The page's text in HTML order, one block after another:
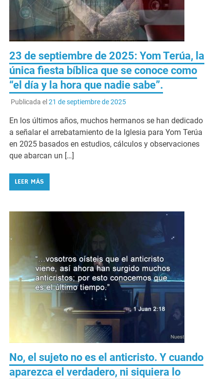
23 de septiembre de 2025: Yom Terúa, la
única fiesta bíblica que se conoce como
“el día y la hora que nadie sabe”.
Publicada el 21 de septiembre de 2025
En los últimos años, muchos hermanos se han dedicado
a señalar el arrebatamiento de la Iglesia para Yom Terúa
en 2025 basados en estudios, cálculos y observaciones
que abarcan un […]
LEER MÁS
No, el sujeto no es el anticristo. Y cuando
aparezca el verdadero, ni siquiera lo